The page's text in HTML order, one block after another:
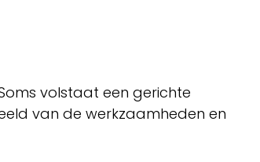
volstaat een gerichte
van de werkzaamheden en